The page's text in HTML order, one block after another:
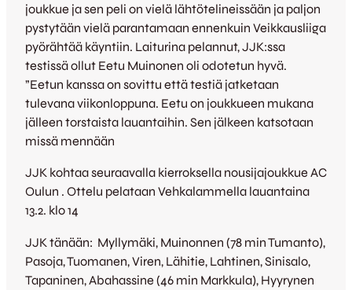
joukkue ja sen peli on vielä lähtötelineissään ja paljon
pystytään vielä parantamaan ennenkuin Veikkausliiga
pyörähtää käyntiin. Laiturina pelannut, JJK:ssa
testissä ollut Eetu Muinonen oli odotetun hyvä.
”Eetun kanssa on sovittu että testiä jatketaan
tulevana viikonloppuna. Eetu on joukkueen mukana
jälleen torstaista lauantaihin. Sen jälkeen katsotaan
missä mennään
JJK kohtaa seuraavalla kierroksella nousijajoukkue AC
Oulun . Ottelu pelataan Vehkalammella lauantaina
13.2. klo 14
JJK tänään: Myllymäki, Muinonnen (78 min Tumanto),
Pasoja, Tuomanen, Viren, Lähitie, Lahtinen, Sinisalo,
Tapaninen, Abahassine (46 min Markkula), Hyyrynen